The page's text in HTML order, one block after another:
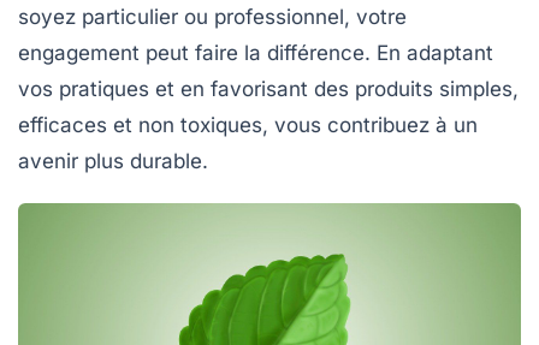
soyez particulier ou professionnel, votre
engagement peut faire la différence. En adaptant
vos pratiques et en favorisant des produits simples,
efficaces et non toxiques, vous contribuez à un
avenir plus durable.